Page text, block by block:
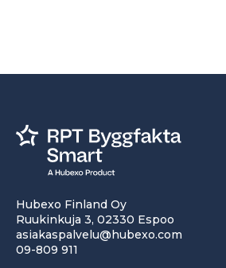
Hubexo Finland Oy
Ruukinkuja 3, 02330 Espoo
asiakaspalvelu@hubexo.com
09-809 911